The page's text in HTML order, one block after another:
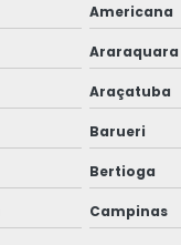
Americana
Araraquara
Araçatuba
Barueri
Bertioga
Campinas